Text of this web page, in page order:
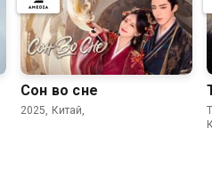
Сон во сне
2025, Китай,